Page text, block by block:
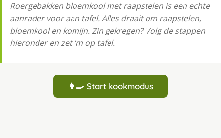
Roergebakken bloemkool met raapstelen is een echte
aanrader voor aan tafel. Alles draait om raapstelen,
bloemkool en komijn. Zin gekregen? Volg de stappen
hieronder en zet ‘m op tafel.
👩‍🍳 Start kookmodus